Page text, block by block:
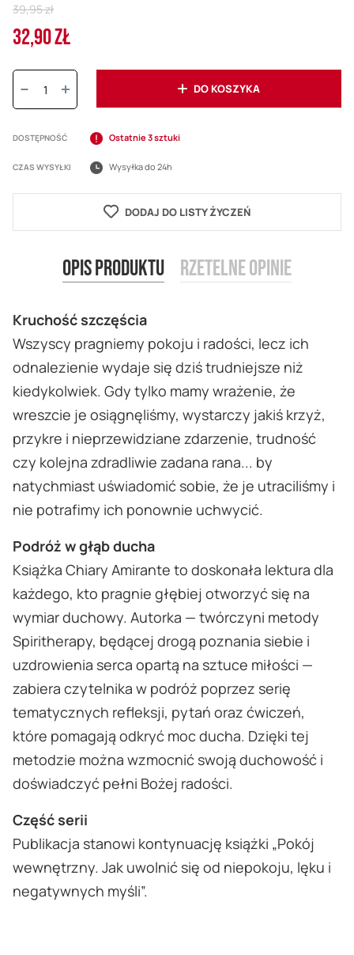
Cena
32,90 ZŁ
Regular
Price
39,95 zł
Ilość:
DO KOSZYKA
DOSTĘPNOŚĆ Ostatnie 3 sztuki
CZAS WYSYŁKI Wysyłka do 24h
DODAJ DO LISTY ŻYCZEŃ
Opis produktu
Kruchość szczęścia
Wszyscy pragniemy pokoju i radości, lecz ich
odnalezienie wydaje się dziś trudniejsze niż
kiedykolwiek. Gdy tylko mamy wrażenie, że
wreszcie je osiągnęliśmy, wystarczy jakiś krzyż,
przykre i nieprzewidziane zdarzenie, trudność
czy kolejna zdradliwie zadana rana... by
natychmiast uświadomić sobie, że je utraciliśmy i
nie potrafimy ich ponownie uchwycić.
Podróż w głąb ducha
Książka Chiary Amirante to doskonała lektura dla
każdego, kto pragnie głębiej otworzyć się na
wymiar duchowy. Autorka — twórczyni metody
Spiritherapy, będącej drogą poznania siebie i
uzdrowienia serca opartą na sztuce miłości —
zabiera czytelnika w podróż poprzez serię
tematycznych refleksji, pytań oraz ćwiczeń,
które pomagają odkryć moc ducha. Dzięki tej
metodzie można wzmocnić swoją duchowość i
doświadczyć pełni Bożej radości.
Część serii
Publikacja stanowi kontynuację książki „Pokój
wewnętrzny. Jak uwolnić się od niepokoju, lęku i
negatywnych myśli”.
Rzetelne opinie